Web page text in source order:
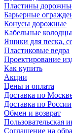
Пластины
Барьерные
Конусы дорожные
Кабельные колодцы
Ящики для песка,
Пластиковые ведра
Проектирование
Как купить
Акции
Цены и оплата
Доставка по
Доставка по России
Обмен и возврат
Пользовательская
Соглашение на